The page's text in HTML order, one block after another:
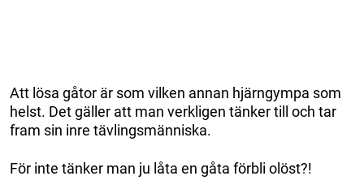
Att lösa gåtor är som vilken annan hjärngympa som
helst. Det gäller att man verkligen tänker till och tar
fram sin inre tävlingsmänniska.
För inte tänker man ju låta en gåta förbli olöst?!